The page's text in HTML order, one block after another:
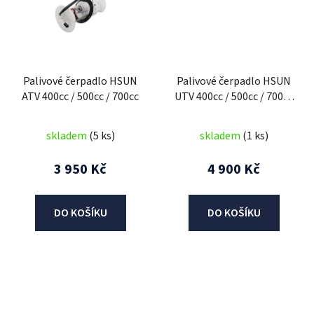
Palivové čerpadlo HSUN
ATV 400cc / 500cc / 700cc
skladem (5 ks)
3 950 Kč
DO KOŠÍKU
Palivové čerpadlo HSUN
UTV 400cc / 500cc / 700cc
skladem (1 ks)
4 900 Kč
DO KOŠÍKU